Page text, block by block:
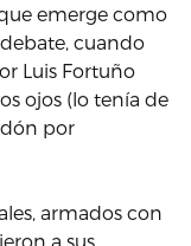
emerge como
cuando
Luis Fortuño
ojos (lo tenía de
por
armados con
a sus